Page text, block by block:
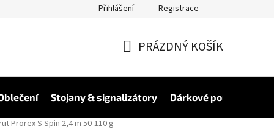
Přihlášení Registrace
KOŠÍK
PRÁZDNÝ KOŠÍK
Stojany & signalizátory Dárkové poukázky
Prorex S Spin 2,4 m 50-110 g